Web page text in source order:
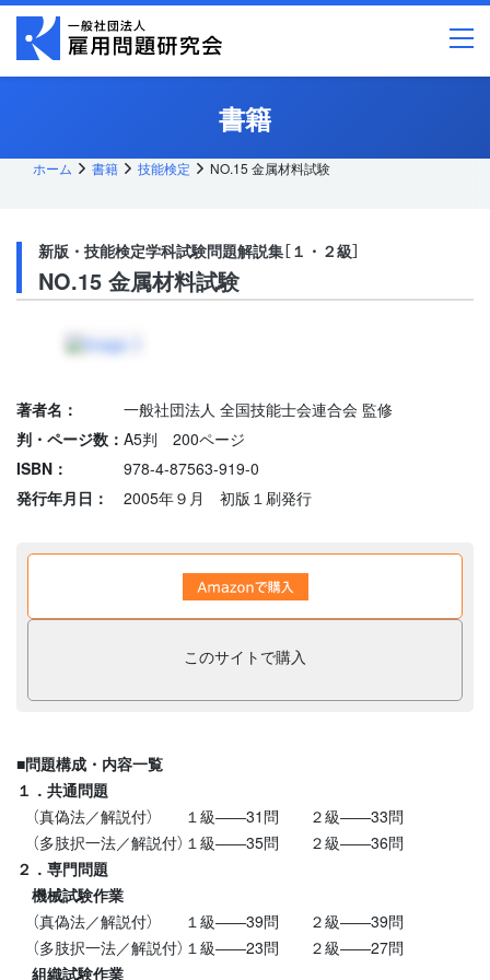
メ
ン
書籍
ホーム 書籍 技能検定 NO.15 金属材料試験
新版・技能検定学科試験問題解説集［１・２級］
NO.15 金属材料試験
著者名：
一般社団法人 全国技能士会連合会 監修
判・ページ数： A5判 200ページ
ISBN：
978-4-87563-919-0
発行年月日：
2005年９月 初版１刷発行
このサイトで購入
■問題構成・内容一覧
１．共通問題
（真偽法／解説付） １級――31問 ２級――33問
（多肢択一法／解説付）１級――35問 ２級――36問
２．専門問題
機械試験作業
（真偽法／解説付） １級――39問 ２級――39問
（多肢択一法／解説付）１級――23問 ２級――27問
組織試験作業